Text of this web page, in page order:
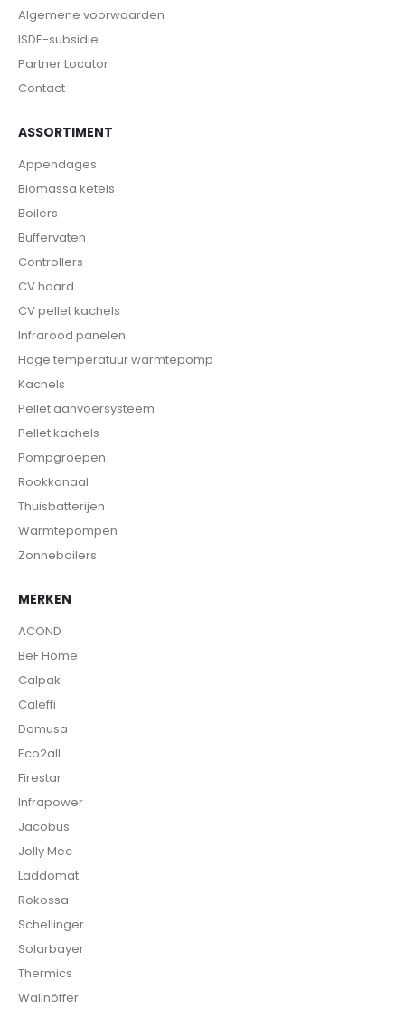
Algemene voorwaarden
ISDE-subsidie
Partner Locator
Contact
ASSORTIMENT
Appendages
Biomassa ketels
Boilers
Buffervaten
Controllers
CV haard
CV pellet kachels
Infrarood panelen
Hoge temperatuur warmtepomp
Kachels
Pellet aanvoersysteem
Pellet kachels
Pompgroepen
Rookkanaal
Thuisbatterijen
Warmtepompen
Zonneboilers
MERKEN
ACOND
BeF Home
Calpak
Caleffi
Domusa
Eco2all
Firestar
Infrapower
Jacobus
Jolly Mec
Laddomat
Rokossa
Schellinger
Solarbayer
Thermics
Wallnöffer